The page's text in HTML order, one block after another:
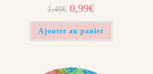
1,49€ Le
prix
initial
était :
0,99€Le
prix
actuel
est :
Ajouter au panier